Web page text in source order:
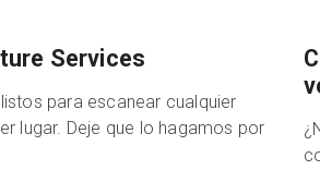
Services
para escanear cualquier
lugar. Deje que lo hagamos por